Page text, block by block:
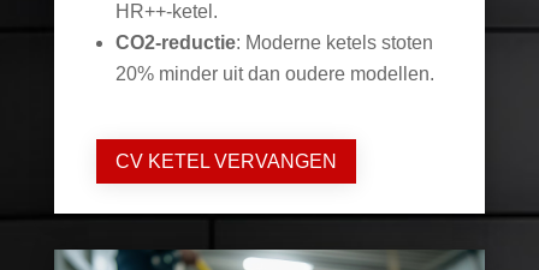
HR++-ketel.
CO2-reductie: Moderne ketels stoten
20% minder uit dan oudere modellen.
CV KETEL VERVANGEN